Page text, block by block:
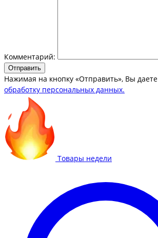
Комментарий:
Отправить
Нажимая на кнопку «Отправить», Вы даете
обработку персональных данных.
Товары недели